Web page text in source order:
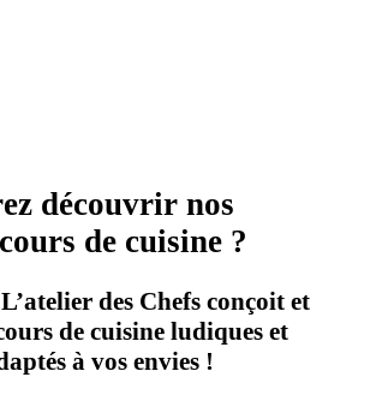
découvrir nos
de cuisine ?
des Chefs conçoit et
de cuisine ludiques et
à vos envies !